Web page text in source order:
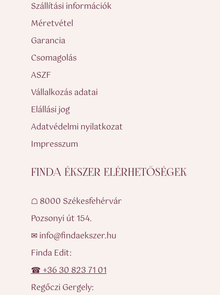
Szállítási információk
Méretvétel
Garancia
Csomagolás
ASZF
Vállalkozás adatai
Elállási jog
Adatvédelmi nyilatkozat
Impresszum
FINDA ÉKSZER ELÉRHETŐSÉGEK
☖ 8000 Székesfehérvár
Pozsonyi út 154.
✉ info@findaekszer.hu
Finda Edit:
☎ +36 30 823 71 01
Regőczi Gergely: